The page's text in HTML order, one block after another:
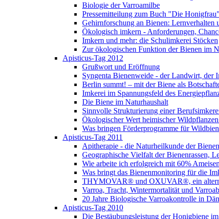
Biologie der Varroamilbe
Pressemitteilung zum Buch "Die
Gehirnforschung an Bienen:
Ökologisch imkern - Anforderungen,
Imkern und mehr: die Schulimkerei Stöcken
Zur ökologischen Funktion der Bienen im
Apisticus-Tag 2012
Grußwort und Eröffnung
Syngenta Bienenweide - der Landwirt, der
Berlin summt! – mit der Biene als
Imkerei im Spannungsfeld des
Die Biene im Naturhaushalt
Sinnvolle Strukturierung einer
Ökologischer Wert heimischer
Was bringen Förderprogramme für
Apisticus-Tag 2011
Apitherapie - die Naturheilkunde der
Geographische Vielfalt der Bienenrassen,
Wie arbeite ich erfolgreich mit 60%
Was bringt das Bienenmonitoring für die
THYMOVAR® und OXUVAR®, ein
Varroa, Tracht, Wintermortalität und
20 Jahre Biologische Varroakontrolle in
Apisticus-Tag 2010
Die Bestäubungsleistung der Honigbiene